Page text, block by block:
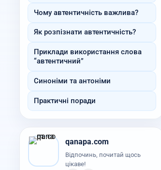
Чому автентичність важлива?
Як розпізнати автентичність?
Приклади використання слова
“автентичний”
Синоніми та антоніми
Практичні поради
qanapa.com
Відпочинь, почитай щось
цікаве!